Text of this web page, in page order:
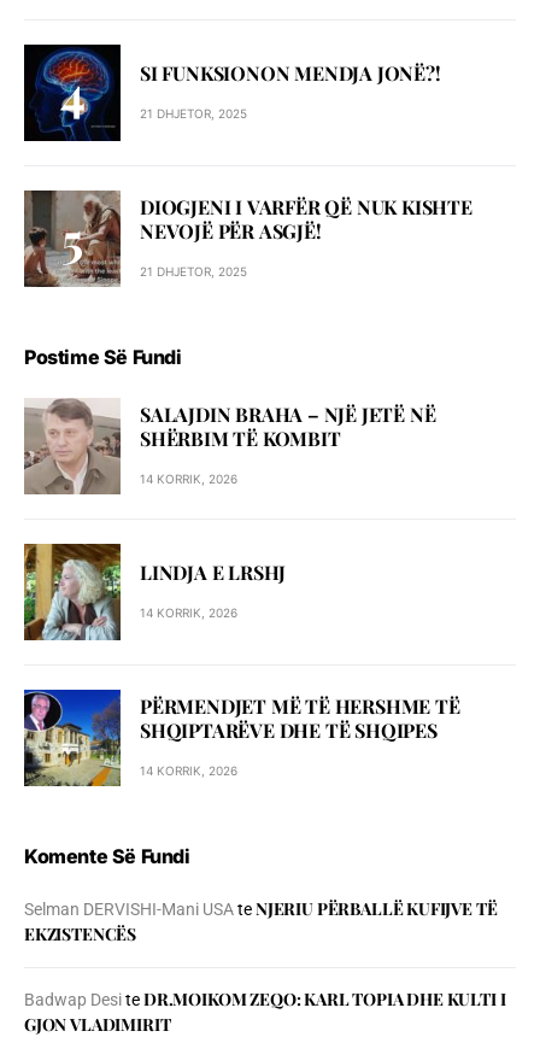
SI FUNKSIONON MENDJA JONË?!
21 DHJETOR, 2025
DIOGJENI I VARFËR QË NUK KISHTE
NEVOJË PËR ASGJË!
21 DHJETOR, 2025
Postime Së Fundi
SALAJDIN BRAHA – NJЁ JETЁ NЁ
SHЁRBIM TЁ KOMBIT
14 KORRIK, 2026
LINDJA E LRSHJ
14 KORRIK, 2026
PËRMENDJET MË TË HERSHME TË
SHQIPTARËVE DHE TË SHQIPES
14 KORRIK, 2026
Komente Së Fundi
Selman DERVISHI-Mani USAteNJERIU PЁRBALLЁ KUFIJVE TЁ
EKZISTENCЁS
Badwap DesiteDR.MOIKOM ZEQO: KARL TOPIA DHE KULTI I
GJON VLADIMIRIT